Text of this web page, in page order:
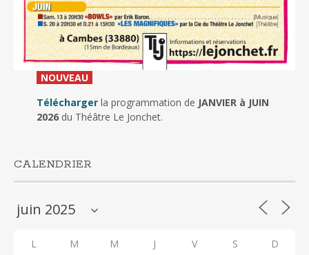
NOUVEAU_
Télécharger la programmation de JANVIER à JUIN
2026du Théâtre Le Jonchet.
CALENDRIER
L M M J V S D